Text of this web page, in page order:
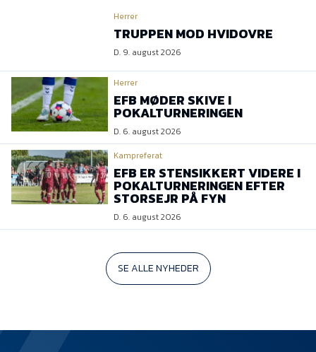
Herrer
TRUPPEN MOD HVIDOVRE
D. 9. august 2026
Herrer
EFB MØDER SKIVE I
POKALTURNERINGEN
D. 6. august 2026
Kampreferat
EFB ER STENSIKKERT VIDERE I
POKALTURNERINGEN EFTER
STORSEJR PÅ FYN
D. 6. august 2026
SE ALLE NYHEDER